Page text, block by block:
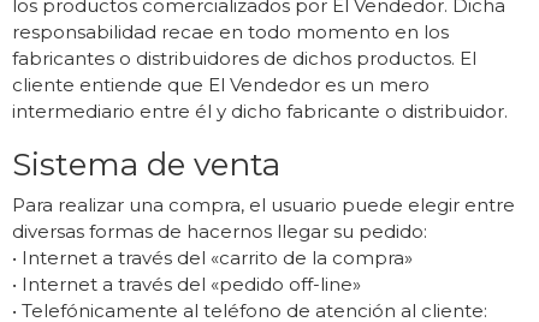
los productos comercializados por El Vendedor. Dicha
responsabilidad recae en todo momento en los
fabricantes o distribuidores de dichos productos. El
cliente entiende que El Vendedor es un mero
intermediario entre él y dicho fabricante o distribuidor.
Sistema de venta
Para realizar una compra, el usuario puede elegir entre
diversas formas de hacernos llegar su pedido:
• Internet a través del «carrito de la compra»
• Internet a través del «pedido off-line»
• Telefónicamente al teléfono de atención al cliente: